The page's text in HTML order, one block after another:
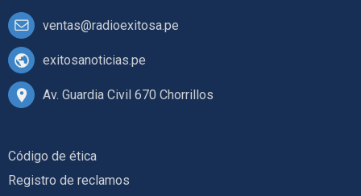
ventas@radioexitosa.pe
exitosanoticias.pe
Av. Guardia Civil 670 Chorrillos
Código de ética
Registro de reclamos